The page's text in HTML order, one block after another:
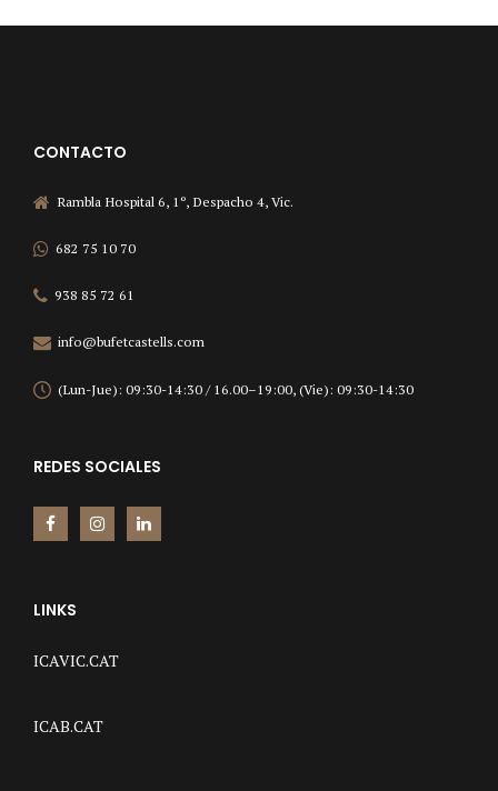
CONTACTO
Rambla Hospital 6, 1º, Despacho 4, Vic.
682 75 10 70
938 85 72 61
info@bufetcastells.com
(Lun-Jue): 09:30-14:30 / 16.00–19:00, (Vie): 09:30-14:30
REDES SOCIALES
LINKS
ICAVIC.CAT
ICAB.CAT